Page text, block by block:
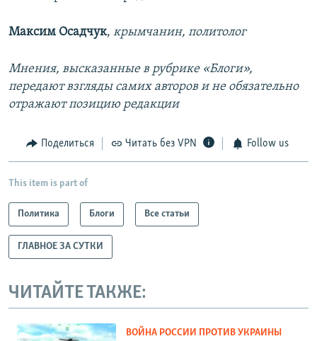
Максим Осадчук, крымчанин, политолог
Мнения, высказанные в рубрике «Блоги»,
передают взгляды самих авторов и не обязательно
отражают позицию редакции
Поделиться Читать без VPN Follow us
This item is part of
Политика Блоги Все статьи
ГЛАВНОЕ ЗА СУТКИ
ЧИТАЙТЕ ТАКЖЕ:
ВОЙНА РОССИИ ПРОТИВ УКРАИНЫ